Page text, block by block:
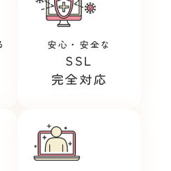
安心・安全な
SSL
完全対応